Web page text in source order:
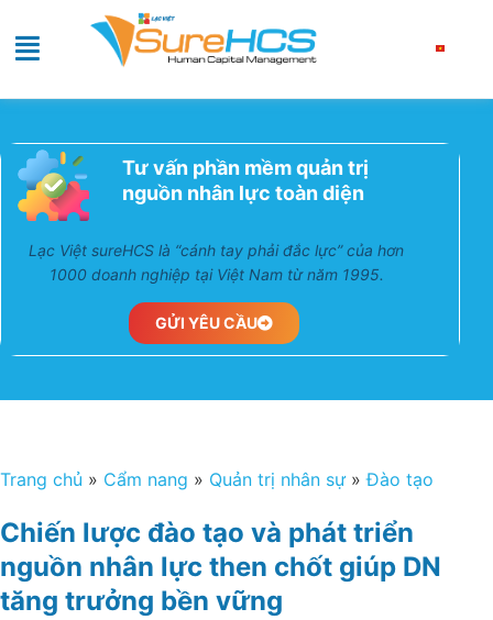
Tư vấn phần mềm quản trị
nguồn nhân lực toàn diện
Lạc Việt sureHCS là “cánh tay phải đắc lực” của hơn
1000 doanh nghiệp tại Việt Nam từ năm 1995.
GỬI YÊU CẦU
Trang chủ » Cẩm nang » Quản trị nhân sự»Đào tạo
Chiến lược đào tạo và phát triển
nguồn nhân lực then chốt giúp DN
tăng trưởng bền vững